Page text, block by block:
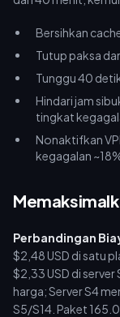
Bersihkan
Tutup paksa
Tunggu 40
Hindari jam
tingkat
Nonaktifkan
kegagalan
Perbandingan
$2,48 USD di satu
$2,33 USD di
harga; Server S4
S5/S14. Paket